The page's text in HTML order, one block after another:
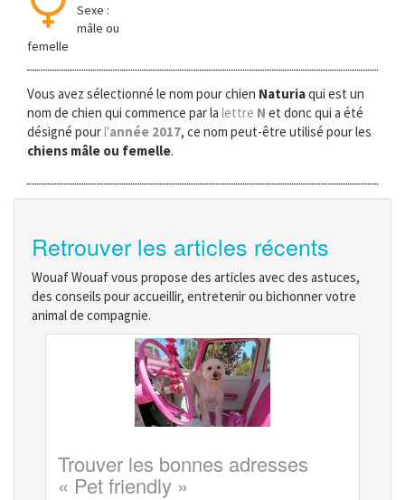
Sexe :
mâle ou
femelle
Vous avez sélectionné le nom pour chien Naturiaqui est un
nom de chien qui commence par la lettre N et donc qui a été
désigné pourl'année 2017, ce nom peut-être utilisé pour les
chiens mâle ou femelle.
Retrouver les articles récents
Wouaf Wouaf vous propose des articles avec des astuces,
des conseils pour accueillir, entretenir ou bichonner votre
animal de compagnie.
Trouver les bonnes adresses
« Pet friendly »